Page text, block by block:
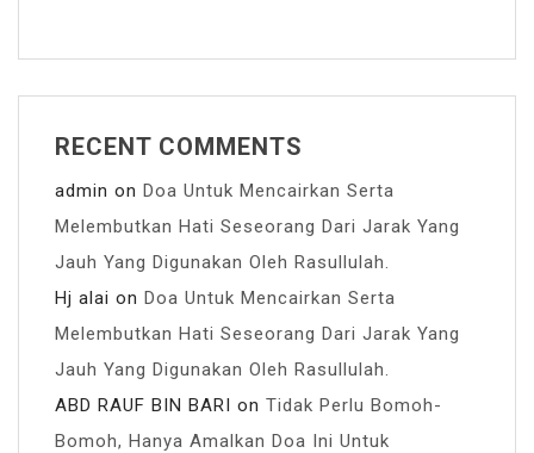
RECENT COMMENTS
admin on Doa Untuk Mencairkan Serta
Melembutkan Hati Seseorang Dari Jarak Yang
Jauh Yang Digunakan Oleh Rasullulah.
Hj alai on Doa Untuk Mencairkan Serta
Melembutkan Hati Seseorang Dari Jarak Yang
Jauh Yang Digunakan Oleh Rasullulah.
ABD RAUF BIN BARI on Tidak Perlu Bomoh-
Bomoh, Hanya Amalkan Doa Ini Untuk